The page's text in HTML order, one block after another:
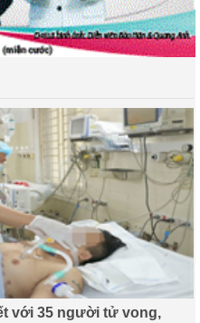
với 35 người tử vong,